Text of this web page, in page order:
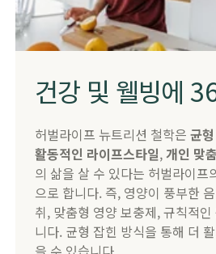
건강 및 웰빙에
​허벌라이프 뉴트리션 철학은균
활동적인 라이프스타일,개인 맞
의 삶을 살 수 있다는 허벌라이프
으로 합니다. 즉, 영양이 풍부한
취, 맞춤형 영양 보충제, 규칙적
니다. 균형 잡힌 방식을 통해 더